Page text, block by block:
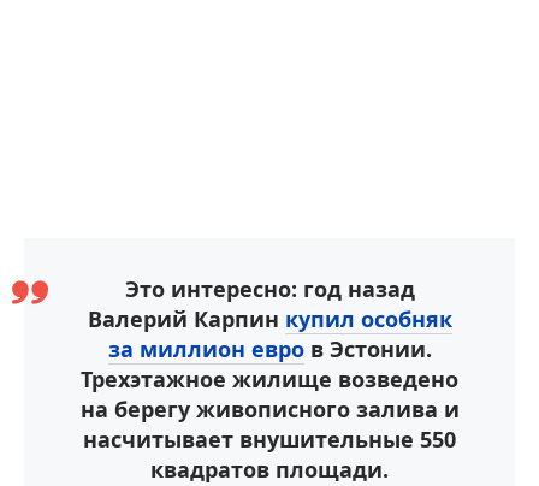
Это интересно: год назад
Валерий Карпин купил особняк
за миллион евров Эстонии.
Трехэтажное жилище возведено
на берегу живописного залива и
насчитывает внушительные 550
квадратов площади.